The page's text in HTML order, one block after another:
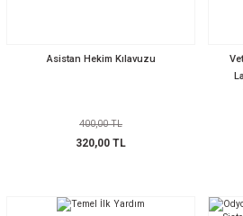
Asistan Hekim Kılavuzu
400,00 TL
320,00 TL